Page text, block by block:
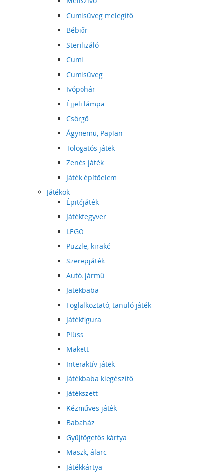
Cumisüveg melegítő
Bébiőr
Sterilizáló
Cumi
Cumisüveg
Ivópohár
Éjjeli lámpa
Csörgő
Ágynemű, Paplan
Tologatós játék
Zenés játék
Játék építőelem
Játékok
Épitőjáték
Játékfegyver
LEGO
Puzzle, kirakó
Szerepjáték
Autó, jármű
Játékbaba
Foglalkoztató, tanuló játék
Játékfigura
Plüss
Makett
Interaktív játék
Játékbaba kiegészítő
Játékszett
Kézműves játék
Babaház
Gyűjtögetős kártya
Maszk, álarc
Játékkártya